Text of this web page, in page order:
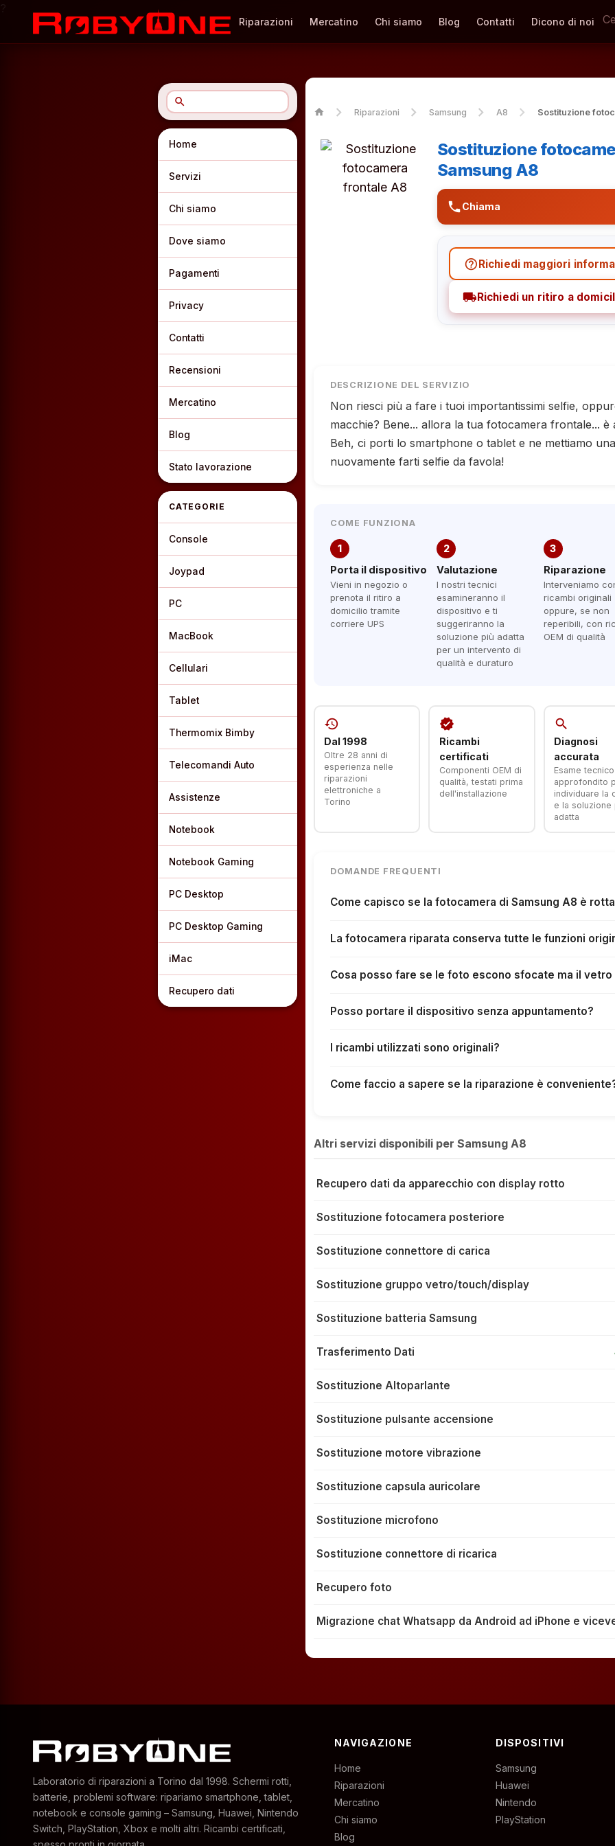
Riparazioni Mercatino Chi siamo Blog Contatti Dicono di noi
search
Home
Servizi
Chi siamo
Dove siamo
Pagamenti
Privacy
Contatti
Recensioni
Mercatino
Blog
Stato lavorazione
CATEGORIE
Console
Joypad
PC
MacBook
Cellulari
Tablet
Thermomix Bimby
Telecomandi Auto
Assistenze
Notebook
Notebook Gaming
PC Desktop
PC Desktop Gaming
iMac
Recupero dati
home Riparazioni Samsung A8 Sostituzione
Sostituzione
Samsung A8
phoneChiama
help_outlineRichiedi maggiori
local_shippingRichiedi un ritiro a
DESCRIZIONE DEL SERVIZIO
Non riesci più a fare i tuoi importantissimi selfie,
macchie? Bene... allora la tua fotocamera frontale... è
Beh, ci porti lo smartphone o tablet e ne mettiamo
nuovamente farti selfie da favola!
COME FUNZIONA
1
Porta il dispositivo
Vieni in negozio o
prenota il ritiro a
domicilio tramite
corriere UPS
2
Valutazione
I nostri tecnici
esamineranno il
dispositivo e ti
suggeriranno la
soluzione più adatta
per un intervento di
qualità e duraturo
3
Riparazione
Interveniamo
ricambi originali
oppure, se non
reperibili, con
OEM di qualità
history
Dal 1998
Oltre 28 anni di
esperienza nelle
riparazioni
elettroniche a
Torino
verified
Ricambi
certificati
Componenti OEM di
qualità, testati prima
dell'installazione
search
Diagnosi
accurata
Esame tecnico
approfondito
individuare la
e la soluzione
adatta
DOMANDE FREQUENTI
Come capisco se la fotocamera di Samsung A8 è
La fotocamera riparata conserva tutte le funzioni
Cosa posso fare se le foto escono sfocate ma il vetro
Posso portare il dispositivo senza appuntamento?
I ricambi utilizzati sono originali?
Come faccio a sapere se la riparazione è
Altri servizi disponibili per Samsung A8
Recupero dati da apparecchio con display rotto
Sostituzione fotocamera posteriore
Sostituzione connettore di carica
Sostituzione gruppo vetro/touch/display
Sostituzione batteria Samsung
Trasferimento Dati
Sostituzione Altoparlante
Sostituzione pulsante accensione
Sostituzione motore vibrazione
Sostituzione capsula auricolare
Sostituzione microfono
Sostituzione connettore di ricarica
Recupero foto
Migrazione chat Whatsapp da Android ad iPhone e
Laboratorio di riparazioni a Torino dal 1998. Schermi rotti,
batterie, problemi software: ripariamo smartphone, tablet,
notebook e console gaming – Samsung, Huawei, Nintendo
Switch, PlayStation, Xbox e molti altri. Ricambi certificati,
NAVIGAZIONE
Home
Riparazioni
Mercatino
Chi siamo
Blog
DISPOSITIVI
Samsung
Huawei
Nintendo
PlayStation